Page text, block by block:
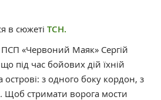
в сюжеті ТСН.
«Червоний Маяк» Сергій
під час бойових дій їхній
з одного боку кордон, з
Щоб стримати ворога мости